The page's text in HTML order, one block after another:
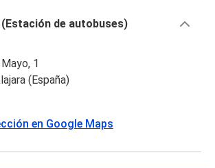
(Estación de autobuses)
1
(España)
en Google Maps